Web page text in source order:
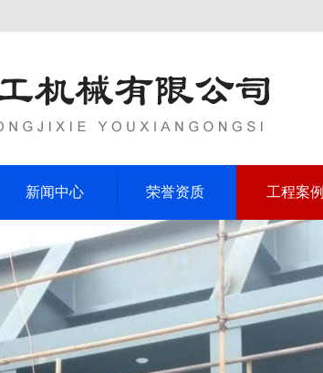
新闻中心 荣誉资质 工程案例